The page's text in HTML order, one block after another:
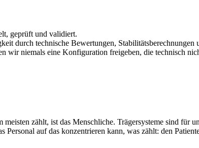
geprüft und validiert.
durch technische Bewertungen,
wir niemals eine Konfiguration freigeben, die technisch
zählt, ist das Menschliche. Trägersysteme sind
auf das konzentrieren kann, was zählt: den